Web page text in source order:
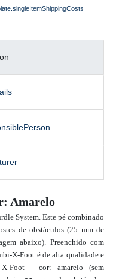
Amarelo
System. Este pé combinado
de obstáculos (25 mm de
abaixo). Preenchido com
X-Foot é de alta qualidade e
Foot - cor: amarelo (sem